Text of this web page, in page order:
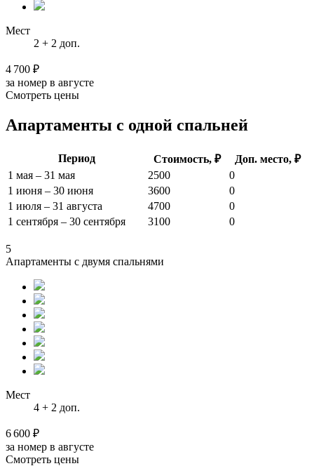
Мест
2 + 2 доп.
4 700 ₽
за номер в августе
Смотреть цены
Апартаменты с одной спальней
Период Стоимость, ₽
Доп. место, ₽
1 мая – 31 мая
2500
0
1 июня – 30 июня
3600
0
1 июля – 31 августа
4700
0
1 сентября – 30 сентября
3100 0
5
Апартаменты с двумя спальнями
Мест
4 + 2 доп.
6 600 ₽
за номер в августе
Смотреть цены